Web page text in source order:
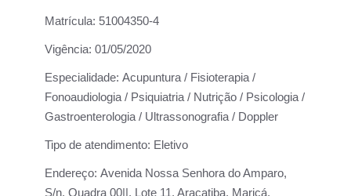
Matrícula: 51004350-4
Vigência: 01/05/2020
Especialidade: Acupuntura / Fisioterapia /
Fonoaudiologia / Psiquiatria / Nutrição / Psicologia /
Gastroenterologia / Ultrassonografia / Doppler
Tipo de atendimento: Eletivo
Endereço: Avenida Nossa Senhora do Amparo,
S/n, Quadra 00||, Lote 11, Araçatiba, Maricá,